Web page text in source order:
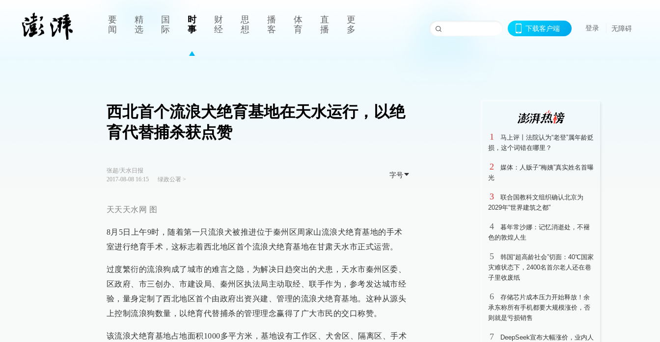
要
闻
精
选
国
际
时
事
财
经
思
想
播
客
体
育
直
播
更
多
下载客户端 登录 无障碍
西北首个流浪犬绝育基地在天水运行，以绝
育代替捕杀获点赞
张超/天水日报
2017-08-08 16:15
绿政公署 >
字号
天天天水网 图
8月5日上午9时，随着第一只流浪犬被推进位于秦州区周家山流浪犬绝育基地的手术
室进行绝育手术，这标志着西北地区首个流浪犬绝育基地在甘肃天水市正式运营。
过度繁衍的流浪狗成了城市的难言之隐，为解决日趋突出的犬患，天水市秦州区委、
区政府、市三创办、市建设局、秦州区执法局主动取经、联手作为，参考发达城市经
验，量身定制了西北地区首个由政府出资兴建、管理的流浪犬绝育基地。这种从源头
上控制流浪狗数量，以绝育代替捕杀的管理理念赢得了广大市民的交口称赞。
该流浪犬绝育基地占地面积1000多平方米，基地设有工作区、犬舍区、隔离区、手术
1
马上评丨法院认为“老登”属年龄贬
损，这个词错在哪里？
2
媒体：人贩子“梅姨”真实姓名首曝
光
3
联合国教科文组织确认北京为
2029年“世界建筑之都”
4
暮年常沙娜：记忆消逝处，不褪
色的敦煌人生
5
韩国“超高龄社会”切面：40℃国家
灾难状态下，2400名首尔老人还在巷
子里收废纸
6
存储芯片成本压力开始释放！余
承东称所有手机都要大规模涨价，否
则就是亏损销售
7
DeepSeek宣布大幅涨价，业内人